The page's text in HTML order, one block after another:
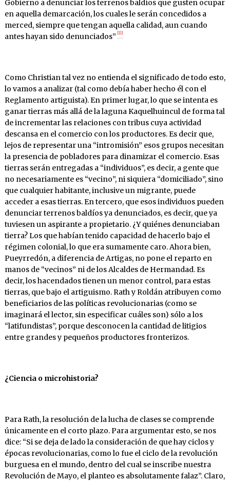
Gobierno a denunciar los terrenos baldíos que gusten ocupar
en aquella demarcación, los cuales le serán concedidos a
merced, siempre que tengan aquella calidad, aun cuando
antes hayan sido denunciados” [11]
Como Christian tal vez no entienda el significado de todo esto,
lo vamos a analizar (tal como debía haber hecho él con el
Reglamento artiguista). En primer lugar, lo que se intenta es
ganar tierras más allá de la laguna Kaquelhuincul de forma tal
de incrementar las relaciones con tribus cuya actividad
descansa en el comercio con los productores. Es decir que,
lejos de representar una “intromisión” esos grupos necesitan
la presencia de pobladores para dinamizar el comercio. Esas
tierras serán entregadas a “individuos”, es decir, a gente que
no necesariamente es “vecino”, ni siquiera “domiciliado”, sino
que cualquier habitante, inclusive un migrante, puede
acceder a esas tierras. En tercero, que esos individuos pueden
denunciar terrenos baldíos ya denunciados, es decir, que ya
tuviesen un aspirante a propietario. ¿Y quiénes denunciaban
tierra? Los que habían tenido capacidad de hacerlo bajo el
régimen colonial, lo que era sumamente caro. Ahora bien,
Pueyrredón, a diferencia de Artigas, no pone el reparto en
manos de “vecinos” ni de los Alcaldes de Hermandad. Es
decir, los hacendados tienen un menor control, para estas
tierras, que bajo el artiguismo. Rath y Roldán atribuyen como
beneficiarios de las políticas revolucionarias (como se
imaginará el lector, sin especificar cuáles son) sólo a los
“latifundistas”, porque desconocen la cantidad de litigios
entre grandes y pequeños productores fronterizos.
¿Ciencia o microhistoria?
Para Rath, la resolución de la lucha de clases se comprende
únicamente en el corto plazo. Para argumentar esto, se nos
dice: “Si se deja de lado la consideración de que hay ciclos y
épocas revolucionarias, como lo fue el ciclo de la revolución
burguesa en el mundo, dentro del cual se inscribe nuestra
Revolución de Mayo, el planteo es absolutamente falaz”. Claro,